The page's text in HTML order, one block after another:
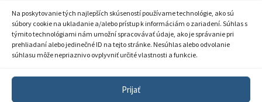
Na poskytovanie tých najlepších skúseností používame technológie, ako sú
súbory cookie na ukladanie a/alebo prístup k informáciám o zariadení. Súhlas s
týmito technológiami nám umožní spracovávať údaje, ako je správanie pri
prehliadaní alebo jedinečné ID na tejto stránke. Nesúhlas alebo odvolanie
súhlasu môže nepriaznivo ovplyvniť určité vlastnosti a funkcie.
Prijať
Zásady ochrany súkromia
Sprístupnenie informácií